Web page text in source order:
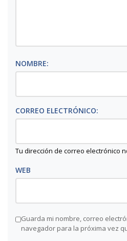
NOMBRE:
CORREO ELECTRÓNICO:
Tu dirección de correo electrónico
WEB
Guarda mi nombre, correo
navegador para la próxima vez